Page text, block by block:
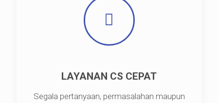
LAYANAN CS CEPAT
Segala pertanyaan, permasalahan maupun